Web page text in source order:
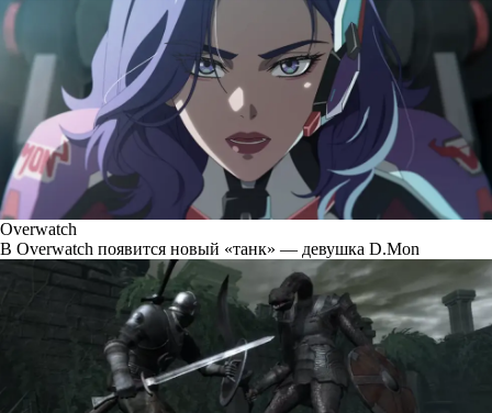
Overwatch
В Overwatch появится новый «танк» — девушка D.Mon